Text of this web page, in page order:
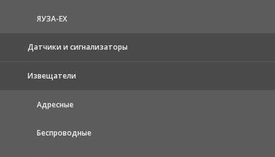
ЯУЗА-ЕХ
Датчики и сигнализаторы
Извещатели
Адресные
Беспроводные